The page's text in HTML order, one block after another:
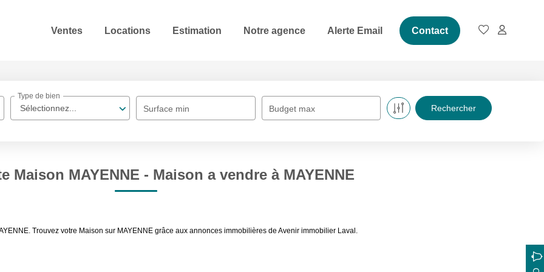
Ventes Locations Estimation Notre agence Alerte Email Contact
Sélectionnez...
Type de bien
Surface min Budget max
Maison MAYENNE - Maison a vendre à MAYENNE
Trouvez votre Maison sur MAYENNE grâce aux annonces immobilières de Avenir immobilier Laval.